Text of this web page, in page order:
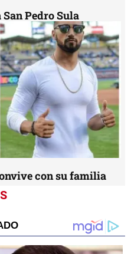
Pedro Sula
con su familia